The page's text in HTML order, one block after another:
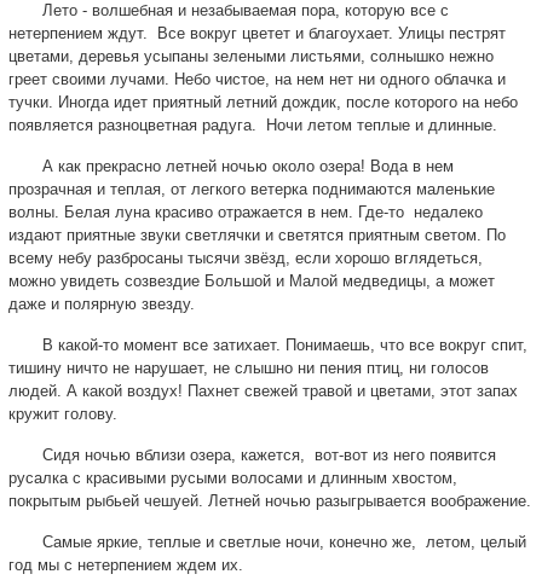
Лето - волшебная и незабываемая пора, которую все с
нетерпением ждут. Все вокруг цветет и благоухает. Улицы пестрят
цветами, деревья усыпаны зелеными листьями, солнышко нежно
греет своими лучами. Небо чистое, на нем нет ни одного облачка и
тучки. Иногда идет приятный летний дождик, после которого на небо
появляется разноцветная радуга. Ночи летом теплые и длинные.
А как прекрасно летней ночью около озера! Вода в нем
прозрачная и теплая, от легкого ветерка поднимаются маленькие
волны. Белая луна красиво отражается в нем. Где-то недалеко
издают приятные звуки светлячки и светятся приятным светом. По
всему небу разбросаны тысячи звёзд, если хорошо вглядеться,
можно увидеть созвездие Большой и Малой медведицы, а может
даже и полярную звезду.
В какой-то момент все затихает. Понимаешь, что все вокруг спит,
тишину ничто не нарушает, не слышно ни пения птиц, ни голосов
людей. А какой воздух! Пахнет свежей травой и цветами, этот запах
кружит голову.
Сидя ночью вблизи озера, кажется, вот-вот из него появится
русалка с красивыми русыми волосами и длинным хвостом,
покрытым рыбьей чешуей. Летней ночью разыгрывается воображение.
Самые яркие, теплые и светлые ночи, конечно же, летом, целый
год мы с нетерпением ждем их.